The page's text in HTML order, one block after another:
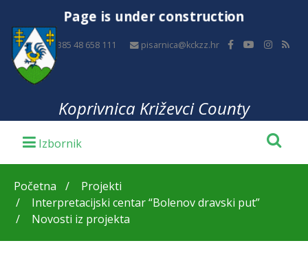
Page is under construction
+385 48 658 111 pisarnica@kckzz.hr
Koprivnica Križevci County
Početna
Projekti
Interpretacijski centar “Bolenov dravski put”
Novosti iz projekta